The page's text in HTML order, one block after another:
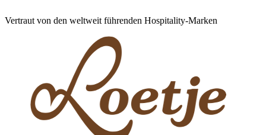
Vertraut von den weltweit führenden Hospitality-Marken